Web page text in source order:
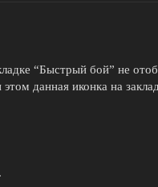
“Быстрый бой” не
данная иконка на